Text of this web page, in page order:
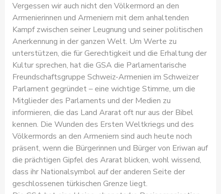
Vergessen wir auch nicht den Völkermord an den
Armenierinnen und Armeniern mit dem anhaltenden
Kampf zwischen seiner Leugnung und seiner politischen
Anerkennung in der ganzen Welt. Um Werte zu
unterstützen, die für Gerechtigkeit und die Erhaltung der
Kultur sprechen, hat die GSA die Parlamentarische
Freundschaftsgruppe Schweiz-Armenien im Schweizer
Parlament gegründet – eine wichtige Stimme, um die
Mitglieder des Parlaments und der Medien zu
informieren, die das Land Ararat oft nur aus der Bibel
kennen. Die Wunden des Ersten Weltkriegs und des
Völkermords an den Armeniern sind auch heute noch
präsent, wenn die Bürgerinnen und Bürger von Eriwan auf
die prächtigen Gipfel des Ararat blicken, wohl wissend,
dass ihr Nationalsymbol auf der anderen Seite der
geschlossenen türkischen Grenze liegt.